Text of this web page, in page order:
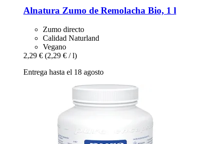
Alnatura Zumo de Remolacha Bio, 1 l
Zumo directo
Calidad Naturland
Vegano
2,29 € (2,29 € / l)
Entrega hasta el 18 agosto